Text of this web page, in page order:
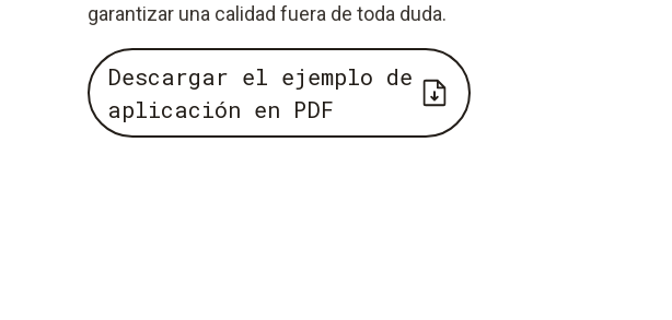
garantizar una calidad fuera de toda duda.
Descargar el ejemplo de
aplicación en PDF